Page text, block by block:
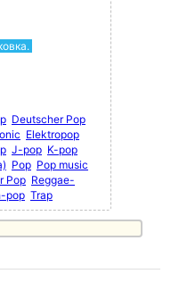
Deutscher Pop
Elektropop
J-pop K-pop
Pop Pop music
Pop Reggae-
pop Trap